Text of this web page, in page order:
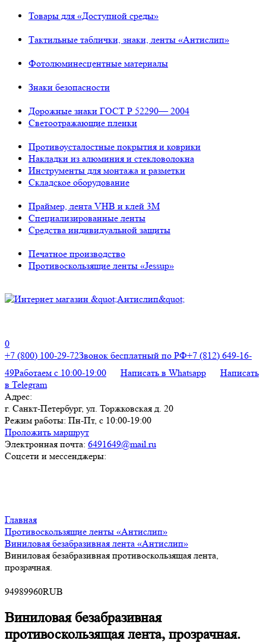
Товары для «Доступной среды»
Тактильные таблички, знаки, ленты «Антислип»
Фотолюминесцентные материалы
Знаки безопасности
Дорожные знаки ГОСТ Р 52290— 2004
Светоотражающие пленки
Противоусталостные покрытия и коврики
Накладки из алюминия и стекловолокна
Инструменты для монтажа и разметки
Складское оборудование
Праймер, лента VHB и клей 3М
Специализированные ленты
Средства индивидуальной защиты
Печатное производство
Противоскользящие ленты «Jessup»
0
+7 (800) 100-29-72Звонок бесплатный по РФ+7 (812) 649-16-
49Работаем с 10:00-19:00 Написать в Whatsapp
Написать
в Telegram
Адрес:
г. Санкт-Петербург, ул. Торжковская д. 20
Режим работы: Пн-Пт, с 10:00-19:00
Проложить маршрут
Электронная почта: 6491649@mail.ru
Соцсети и мессенджеры:
Главная
Противоскользящие ленты «Антислип»
Виниловая безабразивная лента «Антислип»
Виниловая безабразивная противоскользящая лента,
прозрачная.
94989960RUB
Виниловая безабразивная
противоскользящая лента, прозрачная.